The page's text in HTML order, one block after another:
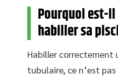
Pourquoi est-
habiller sa
Habiller correctement
tubulaire, ce n’est